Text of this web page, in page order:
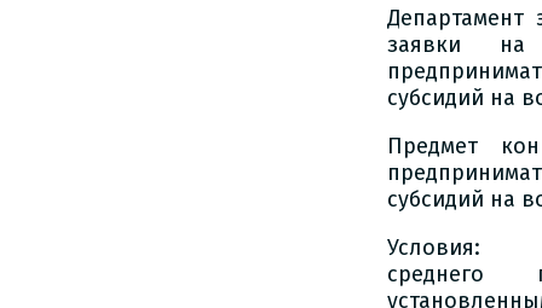
Департамент
заявки на
субсидий на
Предмет
субсидий на
Условия: к
среднего